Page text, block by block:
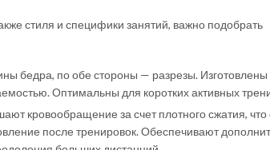
стиля и специфики занятий, важно подобрать
бедра, по обе стороны — разрезы. Изготовлены
Оптимальны для коротких активных
кровообращение за счет плотного сжатия, что
после тренировок. Обеспечивают